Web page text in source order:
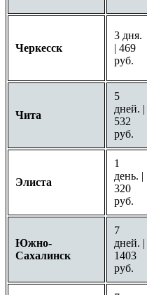
Черкесск
3 дня.
| 469
руб.
Чита
5
дней. |
532
руб.
Элиста
1
день. |
320
руб.
Южно-
Сахалинск
7
дней. |
1403
руб.